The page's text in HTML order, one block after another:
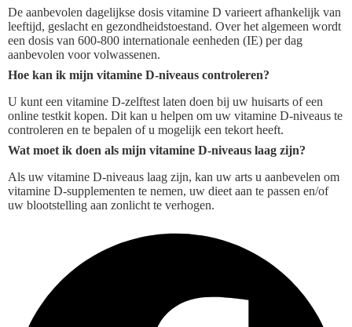
De aanbevolen dagelijkse dosis vitamine D varieert afhankelijk van
leeftijd, geslacht en gezondheidstoestand. Over het algemeen wordt
een dosis van 600-800 internationale eenheden (IE) per dag
aanbevolen voor volwassenen.
Hoe kan ik mijn vitamine D-niveaus controleren?
U kunt een vitamine D-zelftest laten doen bij uw huisarts of een
online testkit kopen. Dit kan u helpen om uw vitamine D-niveaus te
controleren en te bepalen of u mogelijk een tekort heeft.
Wat moet ik doen als mijn vitamine D-niveaus laag zijn?
Als uw vitamine D-niveaus laag zijn, kan uw arts u aanbevelen om
vitamine D-supplementen te nemen, uw dieet aan te passen en/of
uw blootstelling aan zonlicht te verhogen.